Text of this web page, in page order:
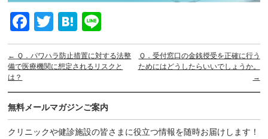
F
a
c
b
o
T
wi
tt
H
at
e
a
n
e
← Ｑ．パワハラ防止措置に対する法整
備で医療機関に想定されるリスクと
は？
Ｑ．受付窓口の金銭授受を正確に行う
ためにはどうしたらいいでしょうか。
→
無料メールマガジンご案内
クリニックや健診施設の皆さまに役立つ情報を随時お届けします！